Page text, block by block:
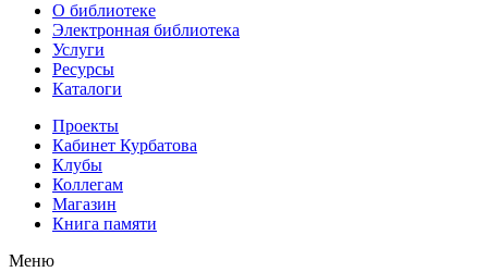
О библиотеке
Электронная библиотека
Услуги
Ресурсы
Каталоги
Проекты
Кабинет Курбатова
Клубы
Коллегам
Магазин
Книга памяти
Меню